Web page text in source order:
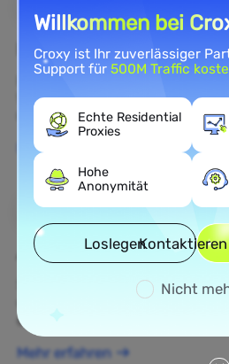
E-Commerce
Rufen Sie öffentliche E-
Wettbewerbsintelligenz und
Commerce-Marktes zu
Mehr erfahren
Ad Verification
Schützen Sie Ihre Marke,
und führen Sie Echtzeit-
optimierte datengestützte
Mehr erfahren
Willkommen bei
Croxy ist Ihr zuverlässiger
Support für500M Traffic
Echte Residential
Proxies
Hohe
Anonymität
Loslegen
Nicht